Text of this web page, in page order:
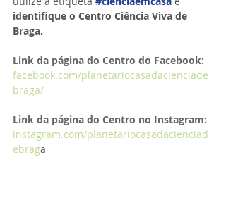
identifique o Centro Ciência Viva de
Braga.
Link da página do Centro do Facebook:
facebook.com/planetariocasadacienciade
braga/
Link da página do Centro no Instagram:
instagram.com/planetariocasadacienciad
ebraga